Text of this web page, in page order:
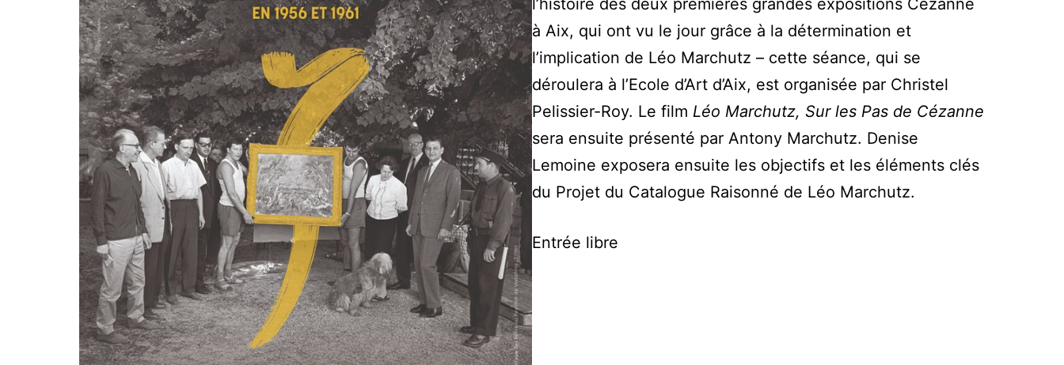
l’histoire des deux premières grandes expositions Cézanne
à Aix, qui ont vu le jour grâce à la détermination et
l’implication de Léo Marchutz – cette séance, qui se
déroulera à l’Ecole d’Art d’Aix, est organisée par Christel
Pelissier-Roy. Le film Léo Marchutz, Sur les Pas de Cézanne
sera ensuite présenté par Antony Marchutz. Denise
Lemoine exposera ensuite les objectifs et les éléments clés
du Projet du Catalogue Raisonné de Léo Marchutz.
Entrée libre